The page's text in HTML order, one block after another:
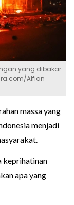
yang dibakar
Alfian
massa yang
menjadi
keprihatinan
apa yang